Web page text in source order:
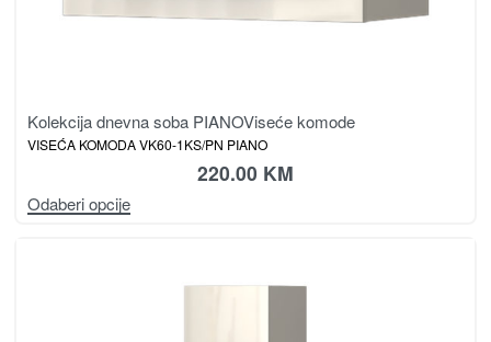
Kolekcija dnevna soba PIANOViseće komode
VISEĆA KOMODA VK60-1KS/PN PIANO
220.00 KM
Odaberi opcije